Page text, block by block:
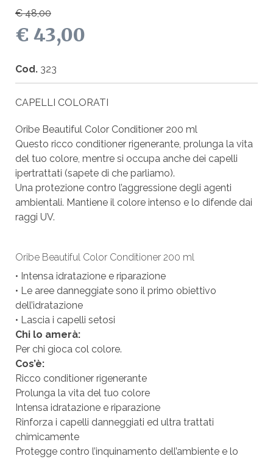
€ 48,00
€ 43,00
Cod. 323
CAPELLI COLORATI
Oribe Beautiful Color Conditioner 200 ml
Questo ricco conditioner rigenerante, prolunga la vita
del tuo colore, mentre si occupa anche dei capelli
ipertrattati (sapete di che parliamo).
Una protezione contro l’aggressione degli agenti
ambientali. Mantiene il colore intenso e lo difende dai
raggi UV.
Oribe Beautiful Color Conditioner 200 ml
• Intensa idratazione e riparazione
• Le aree danneggiate sono il primo obiettivo
dell’idratazione
• Lascia i capelli setosi
Chi lo amerà:
Per chi gioca col colore.
Cos’è:
Ricco conditioner rigenerante
Prolunga la vita del tuo colore
Intensa idratazione e riparazione
Rinforza i capelli danneggiati ed ultra trattati
chimicamente
Protegge contro l’inquinamento dell’ambiente e lo